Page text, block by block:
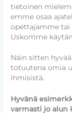
tietoinen
emme osaa
opettajamme tai
Uskomme
Näin sitten
totuutena omia
ihmisistä.
Hyvänä
varmasti jo alun